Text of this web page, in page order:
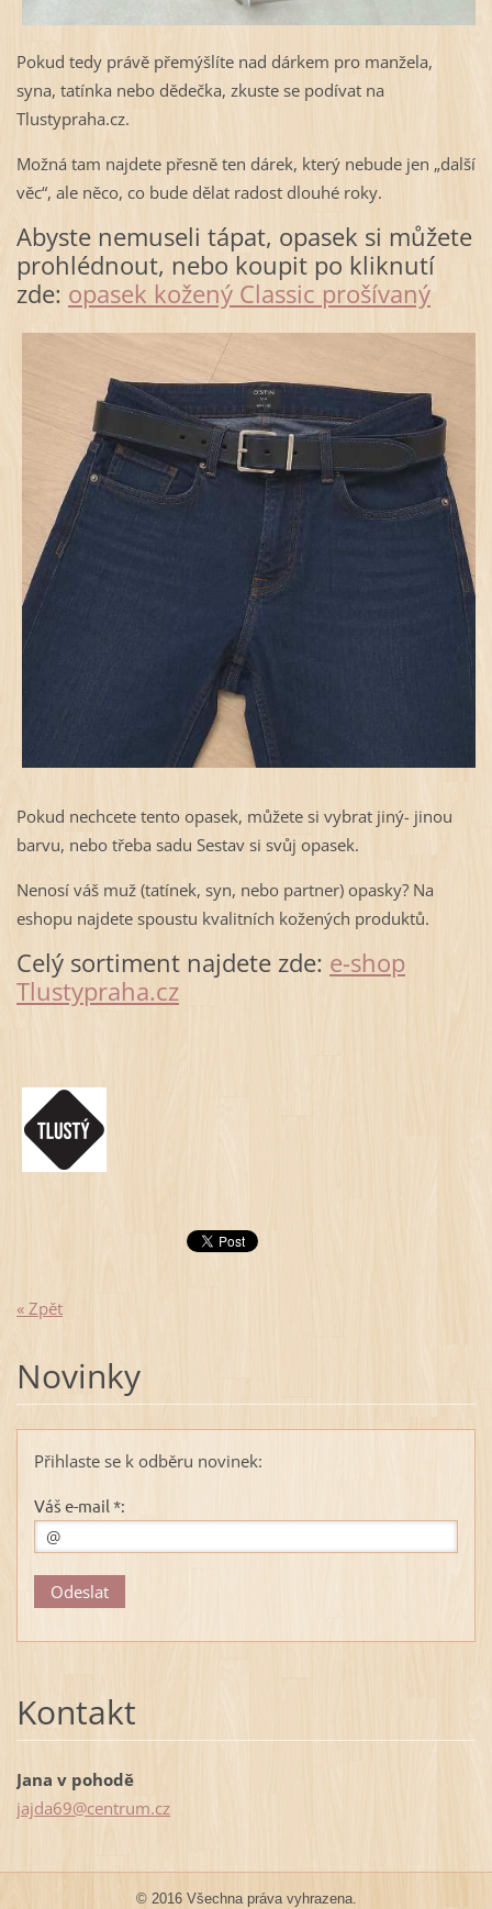
Pokud tedy právě přemýšlíte nad dárkem pro manžela,
syna, tatínka nebo dědečka, zkuste se podívat na
Tlustypraha.cz.
Možná tam najdete přesně ten dárek, který nebude jen „další
věc“, ale něco, co bude dělat radost dlouhé roky.
Abyste nemuseli tápat, opasek si můžete
prohlédnout, nebo koupit po kliknutí
zde: opasek kožený Classic prošívaný
Pokud nechcete tento opasek, můžete si vybrat jiný- jinou
barvu, nebo třeba sadu Sestav si svůj opasek.
Nenosí váš muž (tatínek, syn, nebo partner) opasky? Na
eshopu najdete spoustu kvalitních kožených produktů.
Celý sortiment najdete zde: e-shop
Tlustypraha.cz
« Zpět
Novinky
Přihlaste se k odběru novinek:
Váš e-mail *:
Kontakt
Jana v pohodě
jajda69@centrum.cz
© 2016 Všechna práva vyhrazena.